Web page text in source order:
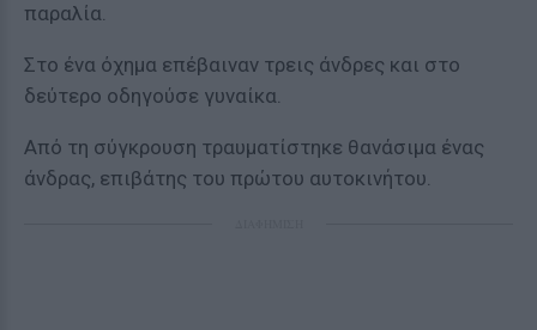
παραλία.
Στο ένα όχημα επέβαιναν τρεις άνδρες και στο
δεύτερο οδηγούσε γυναίκα.
Από τη σύγκρουση τραυματίστηκε θανάσιμα ένας
άνδρας, επιβάτης του πρώτου αυτοκινήτου.